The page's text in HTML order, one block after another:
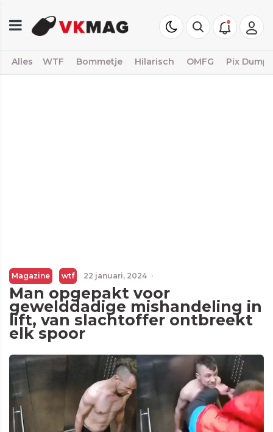
Alles WTF Bommetje Hilarisch OMFG Pix Dump
Magazine wtf 22 januari, 2024 ·
Man opgepakt voor
gewelddadige mishandeling in
lift, van slachtoffer ontbreekt
elk spoor